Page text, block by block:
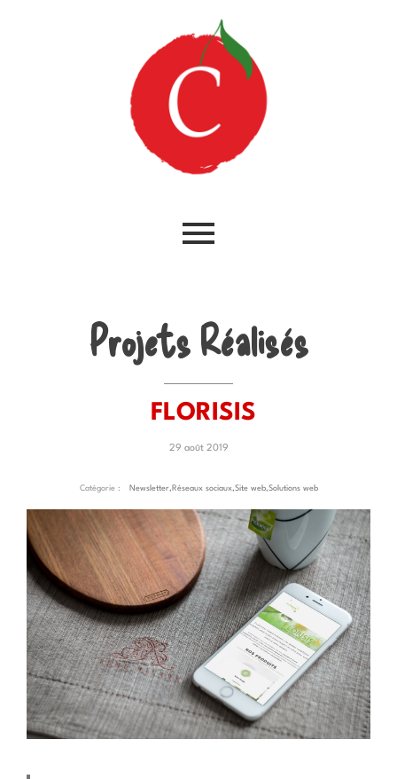
Projets Réalisés
FLORISIS
29 août 2019
Catégorie : Newsletter, Réseaux sociaux,Site web,Solutions web